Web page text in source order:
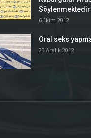
6 Ekim 2012
Oral seks
23 Aralık 2012